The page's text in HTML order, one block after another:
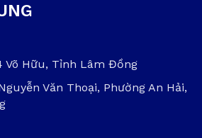
Võ Hữu, Tỉnh Lâm Đồng
Văn Thoại, Phường An Hải,